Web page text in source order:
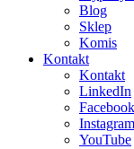
Blog
Sklep
Komis
Kontakt
Kontakt
LinkedIn
Facebook
Instagram
YouTube